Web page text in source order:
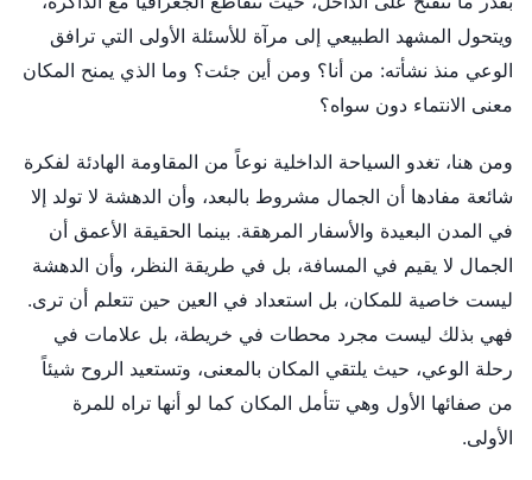
ويتحول المشهد الطبيعي إلى مرآة للأسئلة الأولى التي ترافق
الوعي منذ نشأته: من أنا؟ ومن أين جئت؟ وما الذي يمنح المكان
معنى الانتماء دون سواه؟
ومن هنا، تغدو السياحة الداخلية نوعاً من المقاومة الهادئة لفكرة
شائعة مفادها أن الجمال مشروط بالبعد، وأن الدهشة لا تولد إلا
في المدن البعيدة والأسفار المرهقة. بينما الحقيقة الأعمق أن
الجمال لا يقيم في المسافة، بل في طريقة النظر، وأن الدهشة
ليست خاصية للمكان، بل استعداد في العين حين تتعلم أن ترى.
فهي بذلك ليست مجرد محطات في خريطة، بل علامات في
رحلة الوعي، حيث يلتقي المكان بالمعنى، وتستعيد الروح شيئاً
من صفائها الأول وهي تتأمل المكان كما لو أنها تراه للمرة
الأولى.